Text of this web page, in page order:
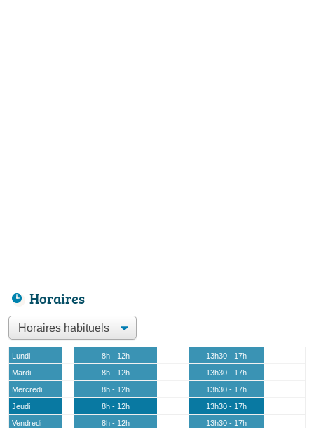
Horaires
Lundi 8h - 12h
13h30 - 17h
Mardi
8h - 12h
13h30 - 17h
Mercredi
8h - 12h
13h30 - 17h
Jeudi
8h - 12h
13h30 - 17h
Vendredi
8h - 12h
13h30 - 17h